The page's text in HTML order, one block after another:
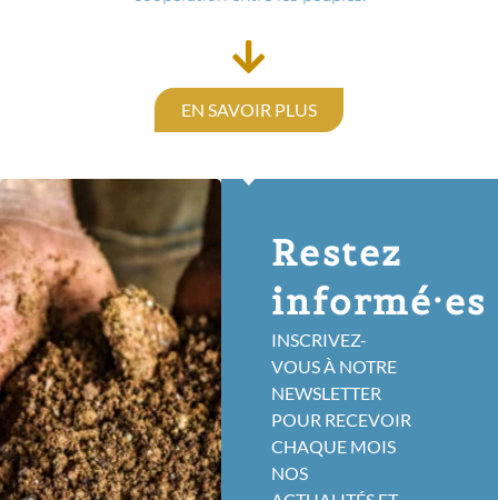
EN SAVOIR PLUS
Restez
informé·es
INSCRIVEZ-
VOUS À NOTRE
NEWSLETTER
POUR RECEVOIR
CHAQUE MOIS
NOS